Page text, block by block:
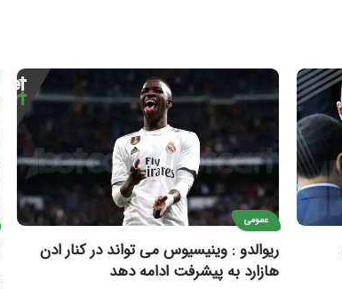
عمومی
ریوالدو : وینیسیوس می تواند در کنار ادن
هازارد به پیشرفت ادامه دهد